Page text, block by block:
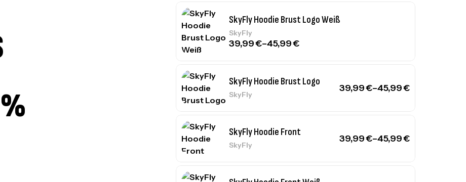
SkyFly Hoodie Brust Logo Weiß
SkyFly
39,99€–45,99€
SkyFly Hoodie Brust Logo
SkyFly
39,99€–45,99€
SkyFly Hoodie Front
SkyFly
39,99€–45,99€